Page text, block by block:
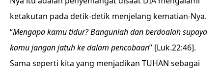
ketakutan pada detik-detik menjelang kematian-Nya.
“Mengapa kamu tidur? Bangunlah dan berdoalah supaya
kamu jangan jatuh ke dalam pencobaan” [Luk.22:46].
Sama seperti kita yang menjadikan TUHAN sebagai